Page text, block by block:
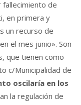
fallecimiento de
en primera y
un recurso de
el mes junio». Son
que tienen como
c/Municipalidad de
oscilaría en los
la regulación de